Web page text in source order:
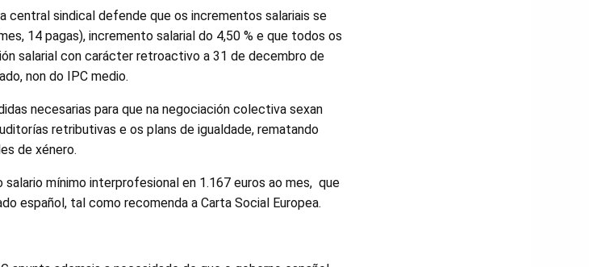
central sindical defende que os incrementos salariais se
14 pagas), incremento salarial do 4,50 % e que todos os
salarial con carácter retroactivo a 31 de decembro de
non do IPC medio.
necesarias para que na negociación colectiva sexan
retributivas e os plans de igualdade, rematando
de xénero.
mínimo interprofesional en 1.167 euros ao mes, que
español, tal como recomenda a Carta Social Europea.